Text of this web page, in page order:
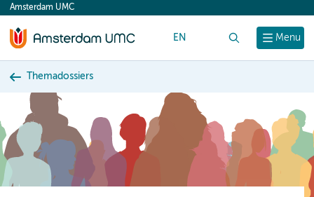
content
Menu
Amsterdam UMC
EN
Themadossiers